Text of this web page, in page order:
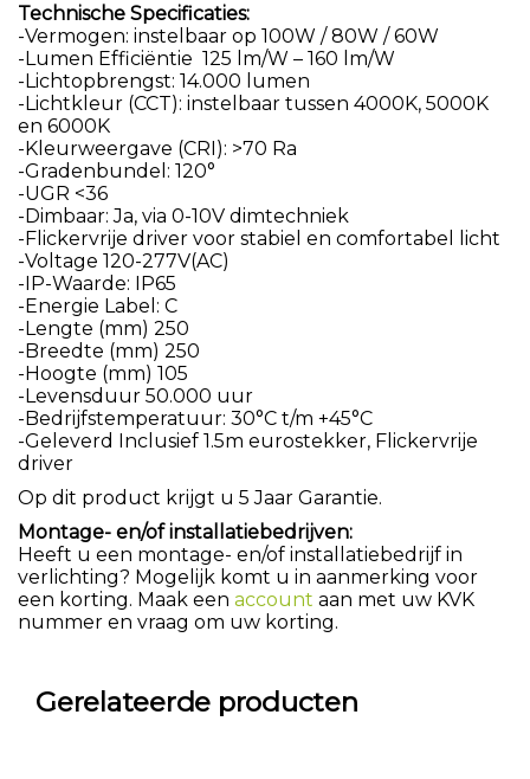
Technische Specificaties:
-Vermogen: instelbaar op 100W / 80W / 60W
-Lumen Efficiëntie 125 lm/W – 160 lm/W
-Lichtopbrengst: 14.000 lumen
-Lichtkleur (CCT): instelbaar tussen 4000K, 5000K
en 6000K
-Kleurweergave (CRI): >70 Ra
-Gradenbundel: 120°
-UGR <36
-Dimbaar: Ja, via 0-10V dimtechniek
-Flickervrije driver voor stabiel en comfortabel licht
-Voltage 120-277V(AC)
-IP-Waarde: IP65
-Energie Label: C
-Lengte (mm) 250
-Breedte (mm) 250
-Hoogte (mm) 105
-Levensduur 50.000 uur
-Bedrijfstemperatuur: 30°C t/m +45°C
-Geleverd Inclusief 1.5m eurostekker, Flickervrije
driver
Op dit product krijgt u 5 Jaar Garantie.
Montage- en/of installatiebedrijven:
Heeft u een montage- en/of installatiebedrijf in
verlichting? Mogelijk komt u in aanmerking voor
een korting. Maak een account aan met uw KVK
nummer en vraag om uw korting.
Gerelateerde producten